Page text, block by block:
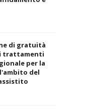
di gratuità
trattamenti
per la
del